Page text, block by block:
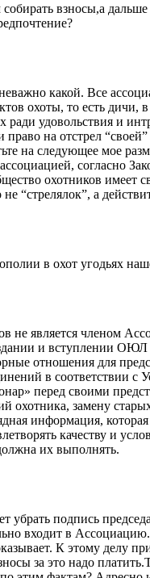
взносы,а
какой. Все
охоты, то есть
ради удовольствия и
на отстрел
на следующее мое
согласно
охотников имеет
“стрелялок”, а
в охот угодьях
не является членом
и вступлении
для
в соответствии с
перед своими
охотника, замену
информация,
качеству и
их выполнять.
убрать подпись
входит в
К этому делу
за это надо